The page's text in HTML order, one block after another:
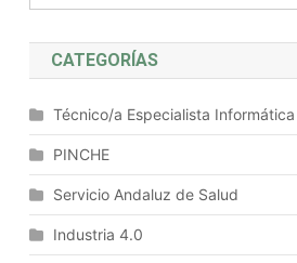
De
Para
Su
Incapacidad
CATEGORÍAS
Técnico/a Especialista Informática
PINCHE
Servicio Andaluz de Salud
Industria 4.0